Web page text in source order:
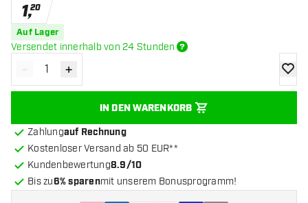
1,20
Auf Lager
Versendet innerhalb von 24 Stunden
Menge verringern
- Menge erhöhen
+
IN DEN WARENKORB
Zur
Zahlungauf Rechnung
Kostenloser Versand ab 50 EUR**
Kundenbewertung8.9/10
Bis zu6% sparenmit unserem Bonusprogramm!